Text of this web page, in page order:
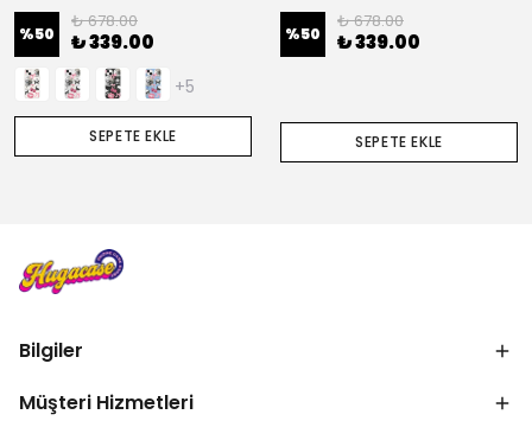
%50
₺ 678.00
₺ 339.00
+5
SEPETE EKLE
%50
₺ 678.00
₺ 339.00
SEPETE EKLE
Bilgiler
Müşteri Hizmetleri